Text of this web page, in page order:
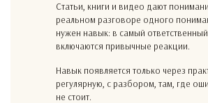
Статьи, книги и видео дают
реальном разговоре одного
нужен навык: в самый
включаются привычные реакции.
Навык появляется только через
регулярную, с разбором, там, где
не стоит.